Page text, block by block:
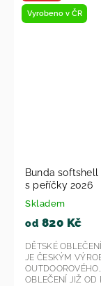
Bunda
fialovou
Skladem
od820 Kč
DĚTSKÉ
JE ČESKÝM
OBLEČENÍ JIŽ